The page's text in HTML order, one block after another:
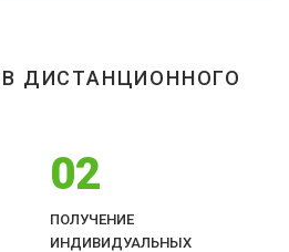
ДИСТАНЦИОННОГО
02
ПОЛУЧЕНИЕ
ИНДИВИДУАЛЬНЫХ